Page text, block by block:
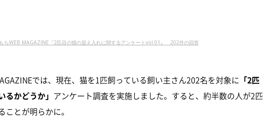
ちWEB MAGAZINE『2匹目の猫の迎え入れに関するアンケートvol.01』 202件の回答
では、現在、猫を1匹飼っている飼い主さん202名を対象に 「2匹
かどうか」 アンケート調査を実施しました。すると、約半数の人が2匹
とが明らかに。